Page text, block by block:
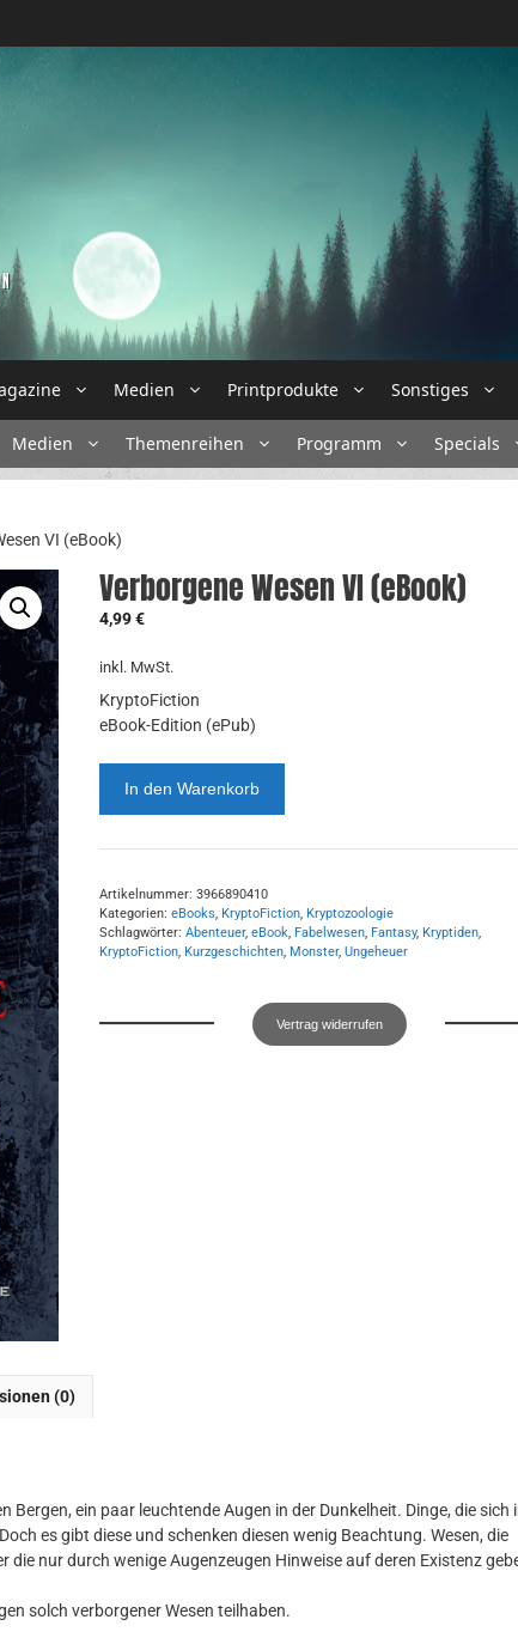
Medien Printprodukte Sonstiges
Medien Themenreihen Programm Specials
VI (eBook)
Verborgene Wesen VI (eBook)
4,99€
inkl. MwSt.
KryptoFiction
eBook-Edition (ePub)
Wesen
(eBook)
In den Warenkorb
Artikelnummer: 3966890410
Kategorien: eBooks, KryptoFiction, Kryptozoologie
Schlagwörter: Abenteuer, eBook, Fabelwesen, Fantasy, Kryptiden,
KryptoFiction, Kurzgeschichten, Monster, Ungeheuer
Vertrag widerrufen
(0)
Bergen, ein paar leuchtende Augen in der Dunkelheit. Dinge, die sich
es gibt diese und schenken diesen wenig Beachtung. Wesen, die
nur durch wenige Augenzeugen Hinweise auf deren Existenz
solch verborgener Wesen teilhaben.